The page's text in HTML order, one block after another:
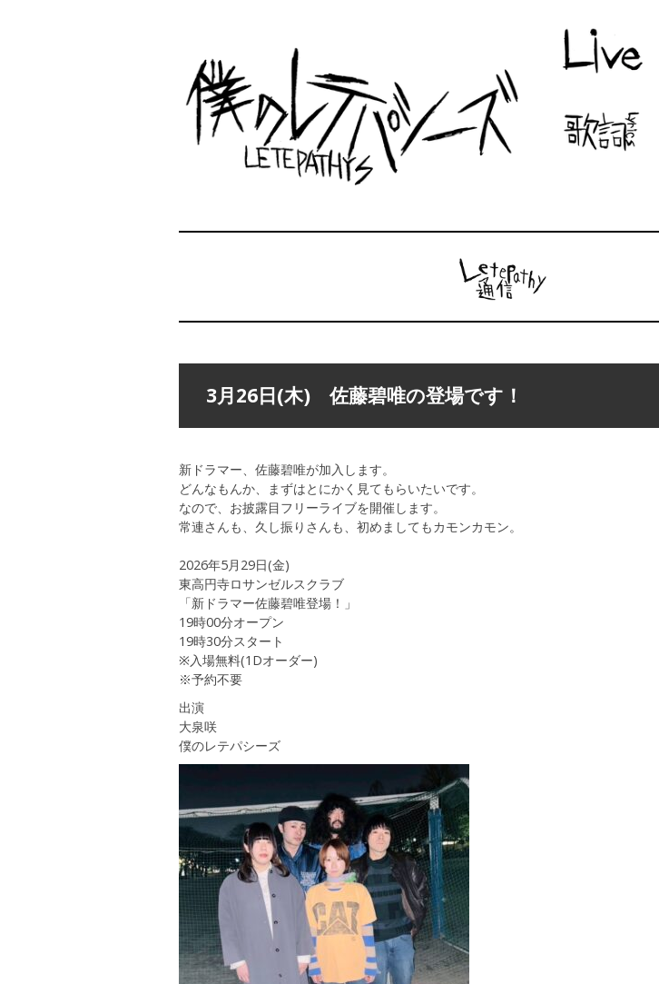
3月26日(木) 佐藤碧唯の登場です！
新ドラマー、佐藤碧唯が加入します。
どんなもんか、まずはとにかく見てもらいたいです。
なので、お披露目フリーライブを開催します。
常連さんも、久し振りさんも、初めましてもカモンカモン。
2026年5月29日(金)
東高円寺ロサンゼルスクラブ
「新ドラマー佐藤碧唯登場！」
19時00分オープン
19時30分スタート
※入場無料(1Dオーダー)
※予約不要
出演
大泉咲
僕のレテパシーズ